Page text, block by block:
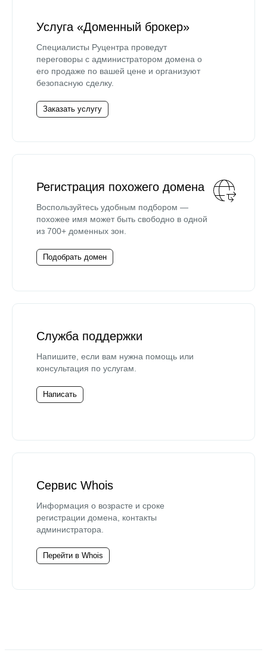
Услуга «Доменный брокер»
Специалисты Руцентра проведут
переговоры с администратором домена о
его продаже по вашей цене и организуют
безопасную сделку.
Заказать услугу
Регистрация похожего домена
Воспользуйтесь удобным подбором —
похожее имя может быть свободно в одной
из 700+ доменных зон.
Подобрать домен
Служба поддержки
Напишите, если вам нужна помощь или
консультация по услугам.
Написать
Сервис Whois
Информация о возрасте и сроке
регистрации домена, контакты
администратора.
Перейти в Whois